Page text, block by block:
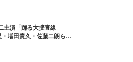
主演「踊る大捜査線
・増田貴久・佐藤二朗ら新
ーワード”も